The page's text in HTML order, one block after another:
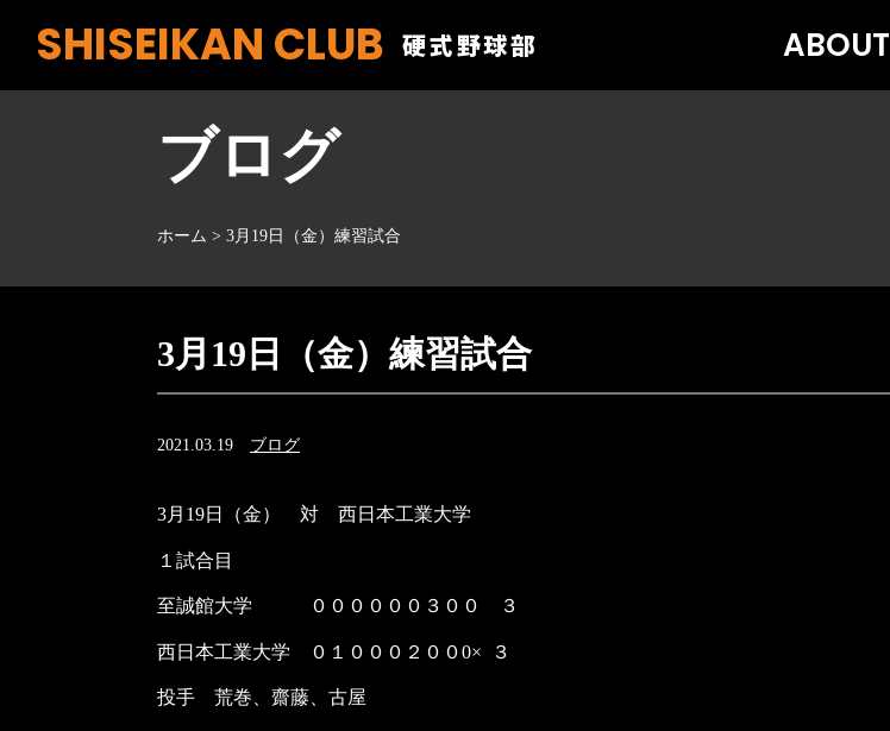
SHISEIKAN CLUB 硬式野球部 ABOUT
ブログ
ホーム > 3月19日（金）練習試合
3月19日（金）練習試合
2021.03.19 ブログ
3月 19日（金） 対 西日本工業大学
１試合目
至誠館大学 ００００００３００ ３
西日本工業大学 ０１０００２００0× ３
投手 荒巻、齋藤、古屋